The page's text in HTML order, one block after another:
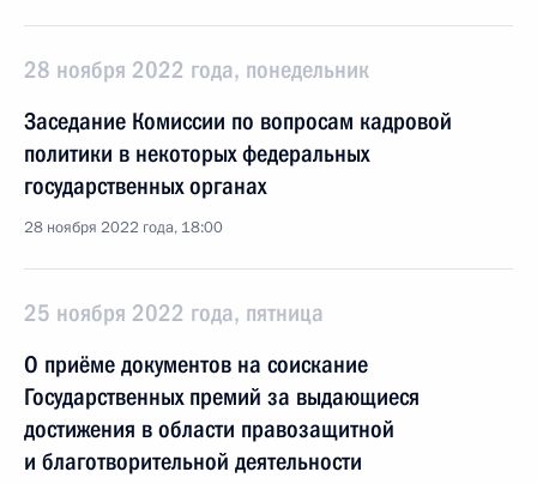
28 ноября 2022 года, понедельник
Заседание Комиссии по вопросам кадровой
политики в некоторых федеральных
государственных органах
28 ноября 2022 года, 18:00
25 ноября 2022 года, пятница
О приёме документов на соискание
Государственных премий за выдающиеся
достижения в области правозащитной
и благотворительной деятельности